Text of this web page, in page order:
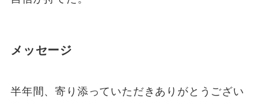
メッセージ
半年間、寄り添っていただきありがとうござい